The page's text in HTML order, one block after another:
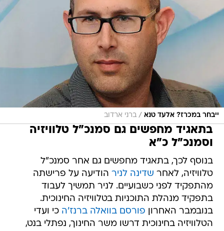
ייבחר במכרז? אלעד טנא / ברני ארדוב
בתאגיד מחפשים גם סמנכ"ל טלוויזיה
וסמנכ"ל כ"א
בנוסף לכך, בתאגיד מחפשים גם אחר סמנכ"ל
טלוויזיה, לאחר שדינה לניר הודיעה על פרישתה
מהתפקיד לפני כשבועיים. לניר תמשיך לעבוד
בתפקיד מנהלת התוכניות בטלוויזיה החינוכית.
בנובמבר האחרון פורסם בוואלה ברנז'ה כי ועדי
הטלוויזיה בחינוכית דרשו משר החינוך, נפתלי בנט,